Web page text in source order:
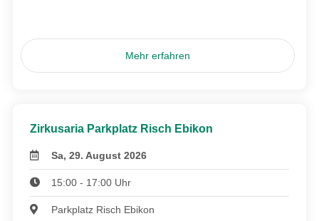
Mehr erfahren
Zirkusaria Parkplatz Risch Ebikon
Sa, 29. August 2026
15:00 - 17:00 Uhr
Parkplatz Risch Ebikon